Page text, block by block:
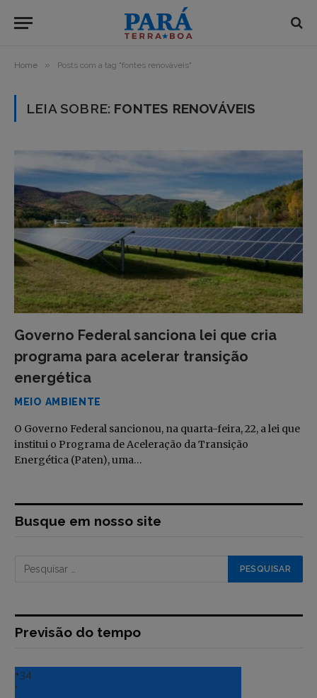
Home » Posts com a tag "fontes renováveis"
LEIA SOBRE: FONTES RENOVÁVEIS
Governo Federal sanciona lei que cria
programa para acelerar transição
energética
MEIO AMBIENTE
O Governo Federal sancionou, na quarta-feira, 22, a lei que
institui o Programa de Aceleração da Transição
Energética (Paten), uma…
Busque em nosso site
Previsão do tempo
+34
°